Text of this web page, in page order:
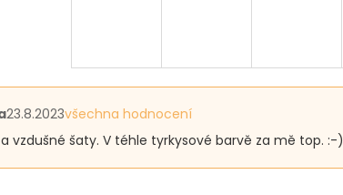
23.8.2023všechna hodnocení
vzdušné šaty. V téhle tyrkysové barvě za mě top. :-)